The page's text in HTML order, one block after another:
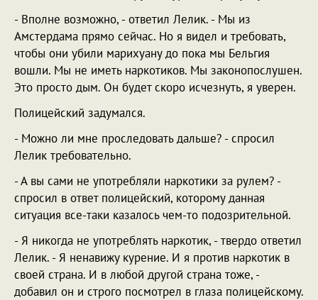
- Вполне возможно, - ответил Лелик. - Мы из
Амстердама прямо сейчас. Но я видел и требовать,
чтобы они убили марихуану до пока мы Бельгия
вошли. Мы не иметь наркотиков. Мы законопослушен.
Это просто дым. Он будет скоро исчезнуть, я уверен.
Полицейский задумался.
- Можно ли мне проследовать дальше? - спросил
Лелик требовательно.
- А вы сами не употребляли наркотики за рулем? -
спросил в ответ полицейский, которому данная
ситуация все-таки казалось чем-то подозрительной.
- Я никогда не употреблять наркотик, - твердо ответил
Лелик. - Я ненавижу курение. И я против наркотик в
своей страна. И в любой другой страна тоже, -
добавил он и строго посмотрел в глаза полицейскому.